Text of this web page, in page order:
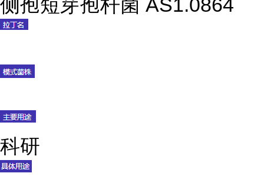
侧孢短芽孢杆菌 AS1.0864
科研